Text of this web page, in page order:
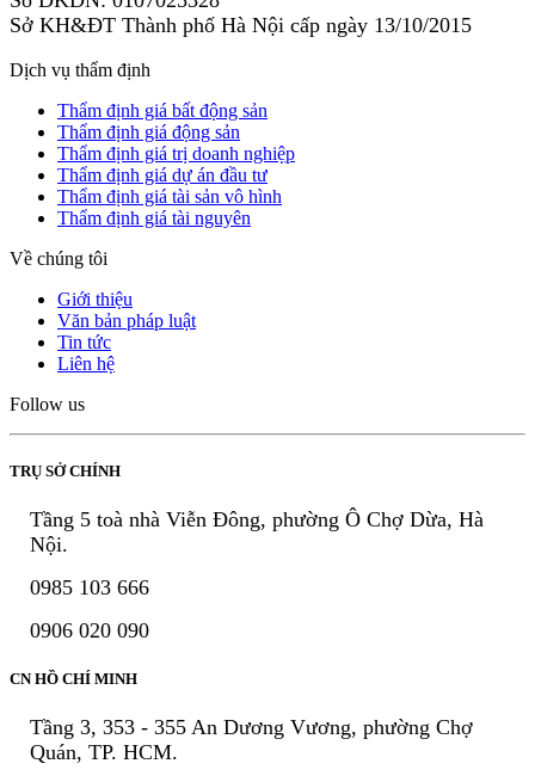
Sở KH&ĐT Thành phố Hà Nội cấp ngày 13/10/2015
Dịch vụ thẩm định
Thẩm định giá bất động sản
Thẩm định giá động sản
Thẩm định giá trị doanh nghiệp
Thẩm định giá dự án đầu tư
Thẩm định giá tài sản vô hình
Thẩm định giá tài nguyên
Về chúng tôi
Giới thiệu
Văn bản pháp luật
Tin tức
Liên hệ
Follow us
TRỤ SỞ CHÍNH
Tầng 5 toà nhà Viễn Đông, phường Ô Chợ Dừa, Hà
Nội.
0985 103 666
0906 020 090
CN HỒ CHÍ MINH
Tầng 3, 353 - 355 An Dương Vương, phường Chợ
Quán, TP. HCM.